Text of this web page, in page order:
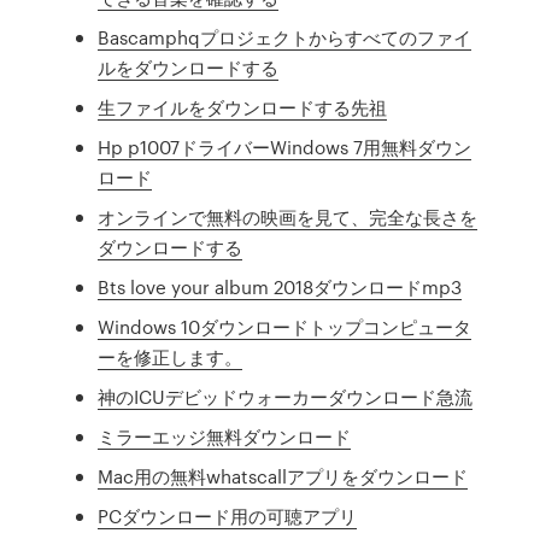
Bascamphqプロジェクトからすべてのファイ
ルをダウンロードする
生ファイルをダウンロードする先祖
Hp p1007ドライバーWindows 7用無料ダウン
ロード
オンラインで無料の映画を見て、完全な長さを
ダウンロードする
Bts love your album 2018ダウンロードmp3
Windows 10ダウンロードトップコンピュータ
ーを修正します。
神のICUデビッドウォーカーダウンロード急流
ミラーエッジ無料ダウンロード
Mac用の無料whatscallアプリをダウンロード
PCダウンロード用の可聴アプリ